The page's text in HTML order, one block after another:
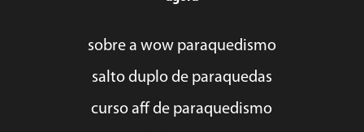
sobre a wow paraquedismo
salto duplo de paraquedas
curso aff de paraquedismo